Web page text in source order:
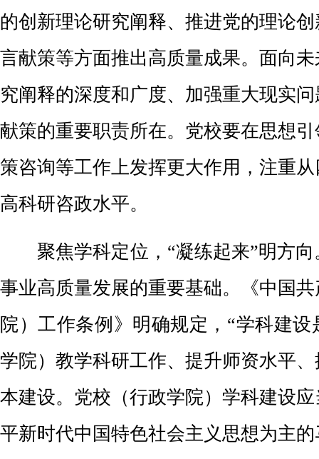
的创新理论研究阐释、推进党的理论
言献策等方面推出高质量成果。面向
究阐释的深度和广度、加强重大现实
献策的重要职责所在。党校要在思想
策咨询等工作上发挥更大作用，注重
高科研咨政水平。
聚焦学科定位，“凝练起来”明方向
事业高质量发展的重要基础。《中国
院）工作条例》明确规定，“学科建
学院）教学科研工作、提升师资水平
本建设。党校（行政学院）学科建设
平新时代中国特色社会主义思想为主